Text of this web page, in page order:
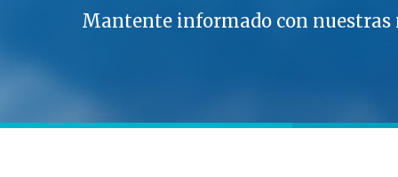
Mantente informado con nuestras